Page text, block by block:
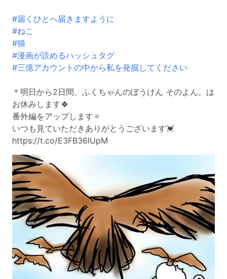
#届くひとへ届きますように
#ねこ
#猫
#漫画が読めるハッシュタグ
#三億アカウントの中から私を発掘してください
＊明日から2日間、ふくちゃんのぼうけん そのよん。は
お休みします🍀
番外編をアップします🔅
いつも見ていただきありがとうございます💓
https://t.co/E3FB36IUpM